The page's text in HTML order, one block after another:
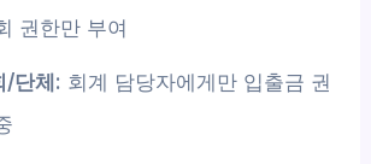
권한만 부여
/단체: 회계 담당자에게만 입출금 권